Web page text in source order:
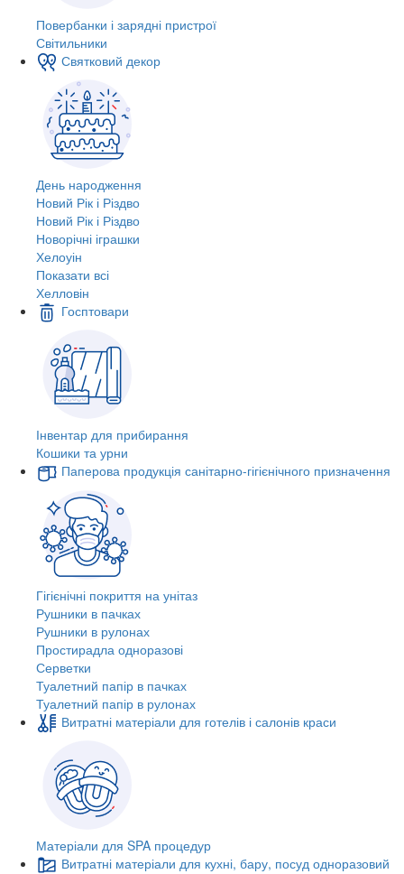
Повербанки і зарядні пристрої
Світильники
Святковий декор
День народження
Новий Рік і Різдво
Новий Рік і Різдво
Новорічні іграшки
Хелоуін
Показати всі
Хелловін
Госптовари
Інвентар для прибирання
Кошики та урни
Паперова продукція санітарно-гігієнічного призначення
Гігієнічні покриття на унітаз
Рушники в пачках
Рушники в рулонах
Простирадла одноразові
Серветки
Туалетний папір в пачках
Туалетний папір в рулонах
Витратні матеріали для готелів і салонів краси
Матеріали для SPA процедур
Витратні матеріали для кухні, бару, посуд одноразовий